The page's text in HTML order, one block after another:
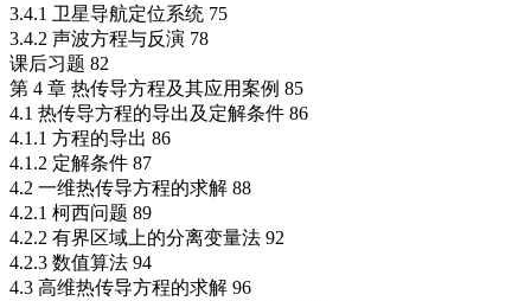
3.4.1 卫星导航定位系统 75
3.4.2 声波方程与反演 78
课后习题 82
第 4 章 热传导方程及其应用案例 85
4.1 热传导方程的导出及定解条件 86
4.1.1 方程的导出 86
4.1.2 定解条件 87
4.2 一维热传导方程的求解 88
4.2.1 柯西问题 89
4.2.2 有界区域上的分离变量法 92
4.2.3 数值算法 94
4.3 高维热传导方程的求解 96